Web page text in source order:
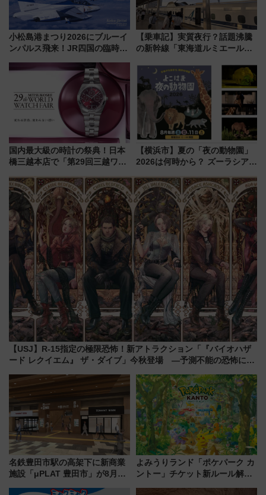
小松島港まつり2026にブルーイ
ンパルス飛来！JR四国の臨時ダ
【乗車記】実質夜行？話題沸騰
の新幹線「東海道ルミエールエ
東京22時発、京都・新大阪に6
時台着 見どころは岐阜羽島の
素晴らし過ぎる朝
国内最大級の時計の祭典！日本
橋三越本店で「第29回三越ワー
【2026年8月5日～25日】
【横浜市】夏の「夜の動物園」
2026は何時から？ ズーラシア・
見どころ、限定イベントを徹底
解説！
【USJ】R-15指定の極限恐怖！新アトラクション「『バイオハザ
ード レクイエム』 ザ・ダイブ」今秋登場 ―予測不能の恐怖に泣
名鉄豊田市駅の高架下に新商業
施設「μPLAT 豊田市」が8月26
よみうりランド「ポケパーク カ
ントー」チケット新ルール解